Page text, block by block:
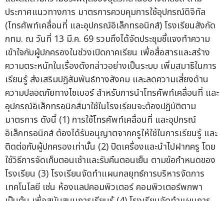
ประกาศแนวทางการ มาตรการควบคุมการใช้อุปกรณ์ดิจิทัล
(โทรศัพท์เคลื่อนที่ และอุปกรณ์อิเล็กทรอนิกส์) โรงเรียนสังกัด
กทม. ณ วันที่ 13 มี.ค. 69 รวมถึงได้จัดประชุมชี้แจงทำความ
เข้าใจกับผู้ปกครองในช่วงเปิดภาคเรียน เพื่อสื่อสารและสร้าง
ความตระหนักในเรื่องดังกล่าวอย่างเป็นระบบ เพิ่มสมาธิในการ
เรียนรู้ ส่งเสริมปฏิสัมพันธ์ทางสังคม และลดความเสี่ยงด้าน
ความปลอดภัยทางไซเบอร์ สำหรับการนำโทรศัพท์เคลื่อนที่ และ
อุปกรณ์อิเล็กทรอนิกส์มาใช้ในโรงเรียนจะต้องปฏิบัติตาม
มาตรการ ดังนี้ (1) การใช้โทรศัพท์เคลื่อนที่ และอุปกรณ์
อิเล็กทรอนิกส์ ต้องได้รับอนุญาตจากครูให้ใช้ในการเรียนรู้ และ
ติดต่อกับผู้ปกครองเท่านั้น (2) ปิดเครื่องและนำไปฝากครู โดย
ใช้วิธีการจัดเก็บตอนเช้าและรับคืนตอนเย็น ตามข้อกำหนดของ
โรงเรียน (3) โรงเรียนจัดทำแผนกลยุทธ์การบริหารจัดการ
เทคโนโลยี เช่น ห้องแลปคอมพิวเตอร์ คอมพิวเตอร์พกพา